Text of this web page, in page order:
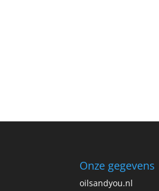
Onze gegevens
oilsandyou.nl